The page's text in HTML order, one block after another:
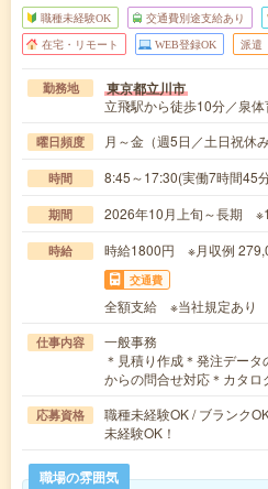
職種未経験OK 交通費別途支給あり
在宅・リモート WEB登録OK 派遣
勤務地 東京都立川市
立飛駅から徒歩10分／泉
曜日頻度 月～金（週5日／土日祝休
時間 8:45～17:30(実働7時間45
期間 2026年10月上旬～長期
時給 時給1800円 ※月収例
交通費
全額支給 ※当社規定あり
仕事内容
一般事務
＊見積り作成＊発注デー
からの問合せ対応＊カタ
応募資格
職種未経験OK / ブランク
未経験OK！
職場の雰囲気